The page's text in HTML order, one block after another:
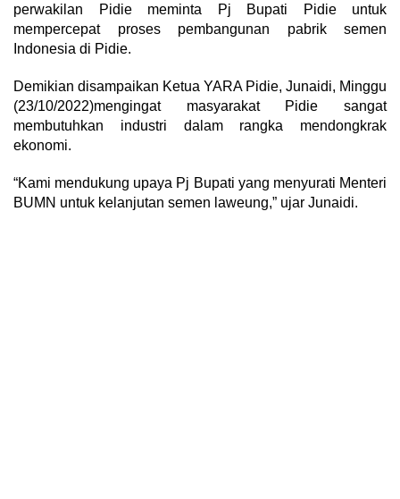
perwakilan Pidie meminta Pj Bupati Pidie untuk
mempercepat proses pembangunan pabrik semen
Indonesia di Pidie.
Demikian disampaikan Ketua YARA Pidie, Junaidi, Minggu
(23/10/2022)mengingat masyarakat Pidie sangat
membutuhkan industri dalam rangka mendongkrak
ekonomi.
“Kami mendukung upaya Pj Bupati yang menyurati Menteri
BUMN untuk kelanjutan semen laweung,” ujar Junaidi.